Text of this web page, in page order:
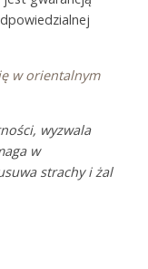
w orientalnym
wyzwala
w
strachy i żal